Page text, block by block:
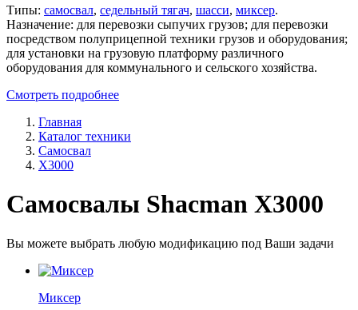
Типы: самосвал, седельный тягач, шасси, миксер.
Назначение: для перевозки сыпучих грузов; для перевозки
посредством полуприцепной техники грузов и оборудования;
для установки на грузовую платформу различного
оборудования для коммунального и сельского хозяйства.
Смотреть подробнее
Главная
Каталог техники
Самосвал
X3000
Самосвалы Shacman X3000
Вы можете выбрать любую модификацию под Ваши задачи
Миксер